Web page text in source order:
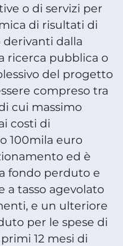
o di servizi per
di risultati di
derivanti dalla
ricerca pubblica o
del progetto
compreso tra
cui massimo
costi di
100mila euro
ed è
fondo perduto e
a tasso agevolato
e un ulteriore
per le spese di
12 mesi di